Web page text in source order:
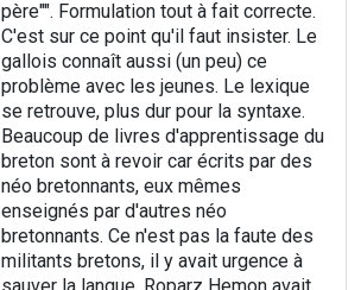
père"". Formulation tout à fait correcte.
C'est sur ce point qu'il faut insister. Le
gallois connaît aussi (un peu) ce
problème avec les jeunes. Le lexique
se retrouve, plus dur pour la syntaxe.
Beaucoup de livres d'apprentissage du
breton sont à revoir car écrits par des
néo bretonnants, eux mêmes
enseignés par d'autres néo
bretonnants. Ce n'est pas la faute des
militants bretons, il y avait urgence à